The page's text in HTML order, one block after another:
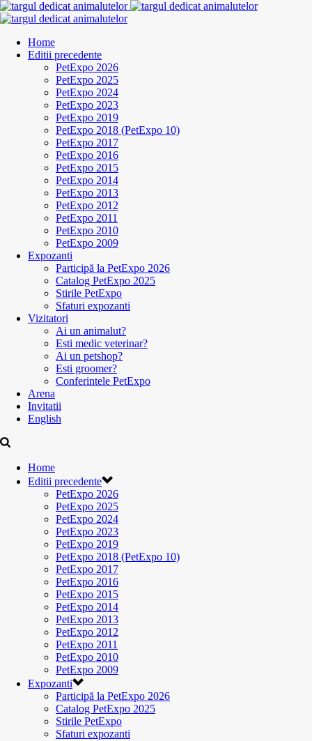
Home
Editii precedente
PetExpo 2026
PetExpo 2025
PetExpo 2024
PetExpo 2023
PetExpo 2019
PetExpo 2018 (PetExpo 10)
PetExpo 2017
PetExpo 2016
PetExpo 2015
PetExpo 2014
PetExpo 2013
PetExpo 2012
PetExpo 2011
PetExpo 2010
PetExpo 2009
Expozanti
Participă la PetExpo 2026
Catalog PetExpo 2025
Stirile PetExpo
Sfaturi expozanti
Vizitatori
Ai un animalut?
Esti medic veterinar?
Ai un petshop?
Esti groomer?
Conferintele PetExpo
Arena
Invitatii
English
Home
Editii precedente
PetExpo 2026
PetExpo 2025
PetExpo 2024
PetExpo 2023
PetExpo 2019
PetExpo 2018 (PetExpo 10)
PetExpo 2017
PetExpo 2016
PetExpo 2015
PetExpo 2014
PetExpo 2013
PetExpo 2012
PetExpo 2011
PetExpo 2010
PetExpo 2009
Expozanti
Participă la PetExpo 2026
Catalog PetExpo 2025
Stirile PetExpo
Sfaturi expozanti